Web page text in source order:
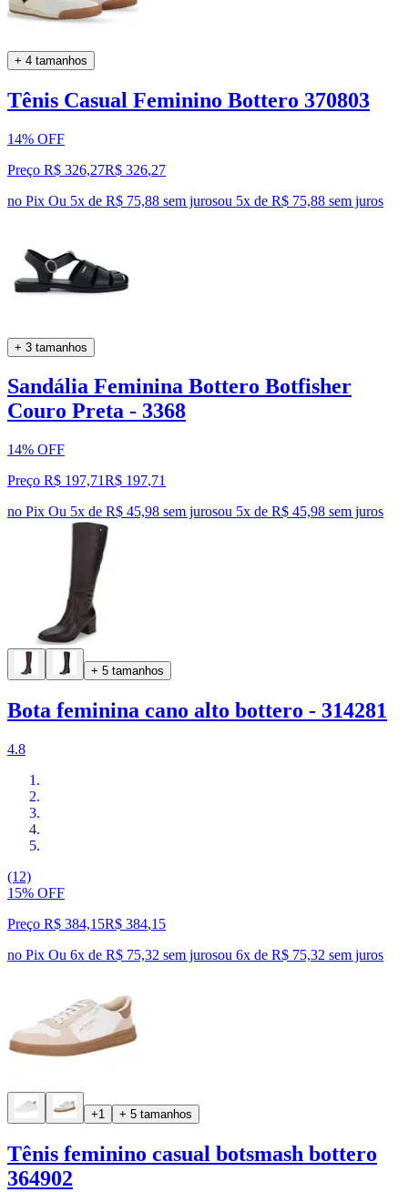
+ 4 tamanhos
Tênis Casual Feminino Bottero 370803
14% OFF
Preço R$ 326,27R$ 326,27
no Pix Ou 5x de R$ 75,88 sem jurosou 5x de R$ 75,88 sem juros
+ 3 tamanhos
Sandália Feminina Bottero Botfisher
Couro Preta - 3368
14% OFF
Preço R$ 197,71R$ 197,71
no Pix Ou 5x de R$ 45,98 sem jurosou 5x de R$ 45,98 sem juros
+ 5 tamanhos
Bota feminina cano alto bottero - 314281
4.8
(12)
15% OFF
Preço R$ 384,15R$ 384,15
no Pix Ou 6x de R$ 75,32 sem jurosou 6x de R$ 75,32 sem juros
+1 + 5 tamanhos
Tênis feminino casual botsmash bottero
364902